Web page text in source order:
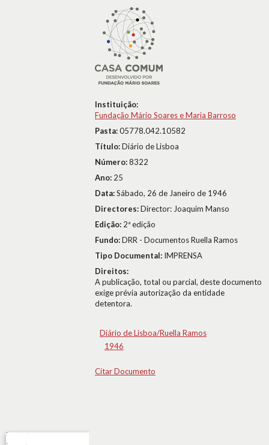
Instituição:
Fundação Mário Soares e Maria Barroso
Pasta:05778.042.10582
Título:Diário de Lisboa
Número:8322
Ano: 25
Data:Sábado, 26 de Janeiro de 1946
Directores:Director: Joaquim Manso
Edição: 2ª edição
Fundo:DRR - Documentos Ruella Ramos
Tipo Documental: IMPRENSA
Direitos:
A publicação, total ou parcial, deste documento
exige prévia autorização da entidade
detentora.
Diário de Lisboa/Ruella Ramos
1946
Citar Documento